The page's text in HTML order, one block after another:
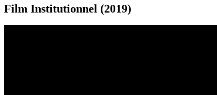
Film Institutionnel (2019)